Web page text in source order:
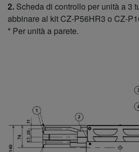
2. Scheda di controllo per unità a 3
abbinare al kit CZ-P56HR3 o CZ-
* Per unità a parete.